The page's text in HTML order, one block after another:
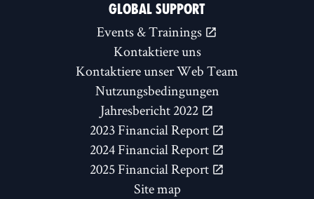
GLOBAL SUPPORT
Events & Trainings
Kontaktiere uns
Kontaktiere unser Web Team
Nutzungsbedingungen
Jahresbericht 2022
2023 Financial Report
2024 Financial Report
2025 Financial Report
Site map